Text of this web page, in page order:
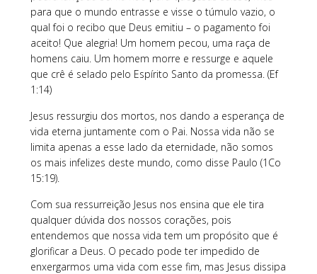
para que o mundo entrasse e visse o túmulo vazio, o
qual foi o recibo que Deus emitiu – o pagamento foi
aceito! Que alegria! Um homem pecou, uma raça de
homens caiu. Um homem morre e ressurge e aquele
que crê é selado pelo Espírito Santo da promessa. (Ef
1:14)
Jesus ressurgiu dos mortos, nos dando a esperança de
vida eterna juntamente com o Pai. Nossa vida não se
limita apenas a esse lado da eternidade, não somos
os mais infelizes deste mundo, como disse Paulo (1Co
15:19).
Com sua ressurreição Jesus nos ensina que ele tira
qualquer dúvida dos nossos corações, pois
entendemos que nossa vida tem um propósito que é
glorificar a Deus. O pecado pode ter impedido de
enxergarmos uma vida com esse fim, mas Jesus dissipa